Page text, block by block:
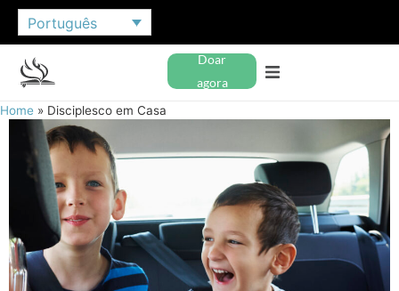
Português
Doar
agora
Home » Disciplesco em Casa